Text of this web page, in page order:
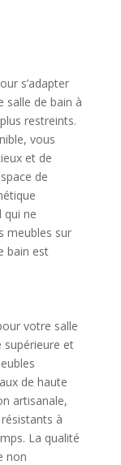
s’adapter
de bain à
restreints.
vous
et de
de
qui ne
meubles sur
bain est
votre salle
supérieure et
de haute
artisanale,
à
La qualité
non